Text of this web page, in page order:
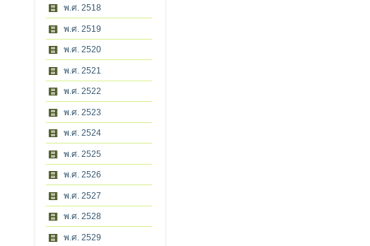
พ.ศ. 2518
พ.ศ. 2519
พ.ศ. 2520
พ.ศ. 2521
พ.ศ. 2522
พ.ศ. 2523
พ.ศ. 2524
พ.ศ. 2525
พ.ศ. 2526
พ.ศ. 2527
พ.ศ. 2528
พ.ศ. 2529